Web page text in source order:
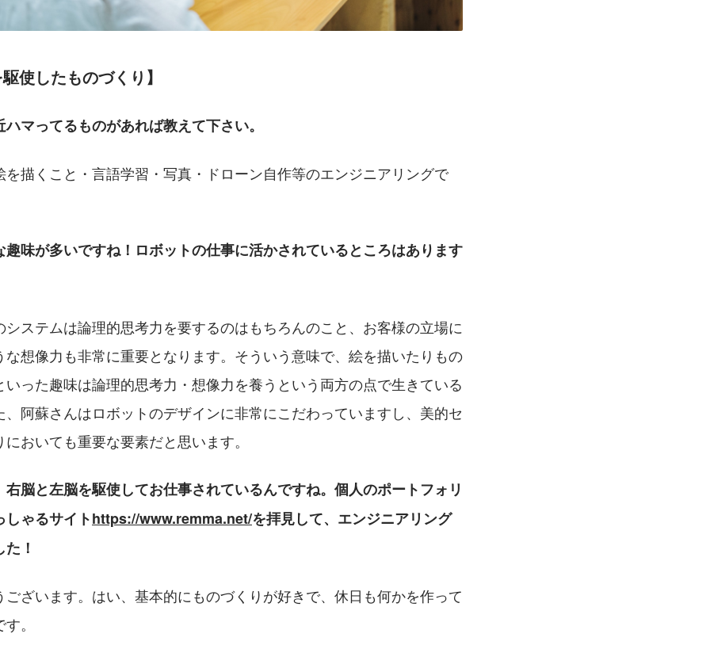
使したものづくり】
マってるものがあれば教えて下さい。
を描くこと・言語学習・写真・ドローン自作等のエンジニアリングで
趣味が多いですね！ロボットの仕事に活かされているところはあります
ステムは論理的思考力を要するのはもちろんのこと、お客様の立場に
な想像力も非常に重要となります。そういう意味で、絵を描いたりもの
った趣味は論理的思考力・想像力を養うという両方の点で生きている
阿蘇さんはロボットのデザインに非常にこだわっていますし、美的セ
おいても重要な要素だと思います。
脳と左脳を駆使してお仕事されているんですね。個人のポートフォリ
ゃるサイトhttps://www.remma.net/を拝見して、エンジニアリング
！
ざいます。はい、基本的にものづくりが好きで、休日も何かを作って
。